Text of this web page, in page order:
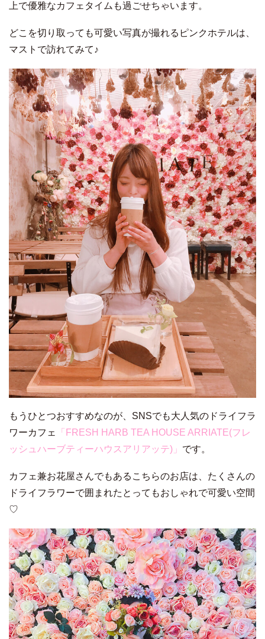
上で優雅なカフェタイムも過ごせちゃいます。
どこを切り取っても可愛い写真が撮れるピンクホテルは、
マストで訪れてみて♪
もうひとつおすすめなのが、SNSでも大人気のドライフラ
ワーカフェ
「FRESH HARB TEA HOUSE ARRIATE(フレ
ッシュハーブティーハウスアリアッテ)」 です。
カフェ兼お花屋さんでもあるこちらのお店は、たくさんの
ドライフラワーで囲まれたとってもおしゃれで可愛い空間
♡